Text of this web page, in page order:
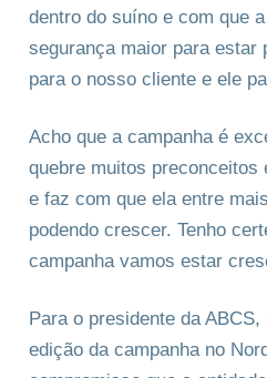
dentro do suíno e com que
segurança maior para estar
para o nosso cliente e ele
Acho que a campanha é
quebre muitos
e faz com que ela entre
podendo crescer. Tenho
campanha vamos estar
Para o presidente da
edição da campanha no